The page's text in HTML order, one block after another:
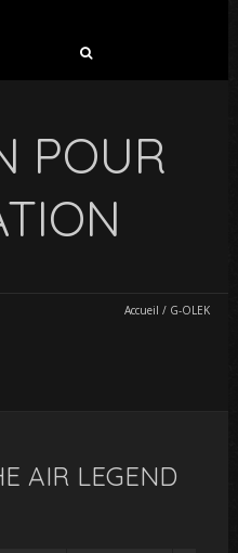
POUR
Accueil / G-OLEK
AIR LEGEND